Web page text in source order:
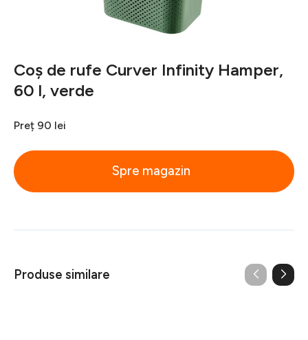
Coș de rufe Curver Infinity Hamper,
60 l, verde
Preț 90 lei
Spre magazin
Produse similare